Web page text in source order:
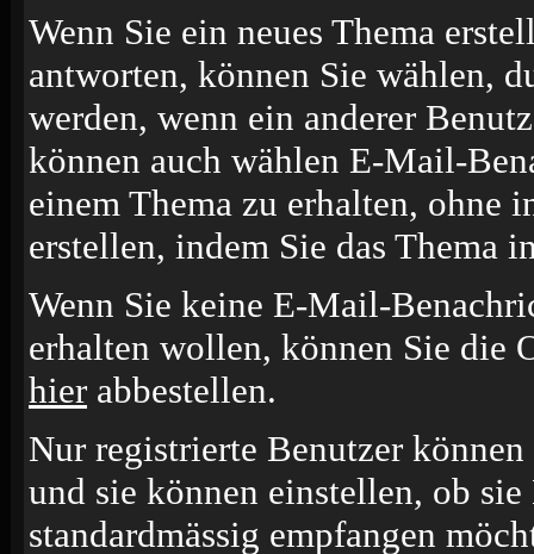
Wenn Sie ein neues Thema
antworten, können Sie wählen,
werden, wenn ein anderer
können auch wählen E-Mail-
einem Thema zu erhalten, ohne
erstellen, indem Sie das Thema
Wenn Sie keine E-Mail-
erhalten wollen, können Sie die
hier abbestellen.
Nur registrierte Benutzer
und sie können einstellen, ob
standardmässig empfangen